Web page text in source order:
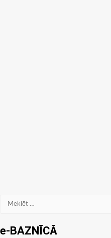
Meklēt:
e-BAZNĪCĀ